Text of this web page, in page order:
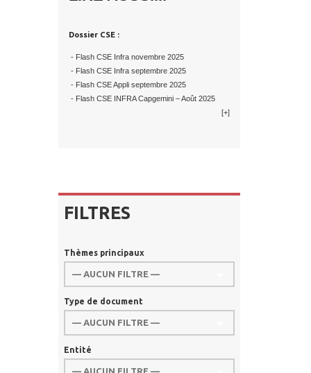
Dossier CSE :
- Flash CSE Infra novembre 2025
- Flash CSE Infra septembre 2025
- Flash CSE Appli septembre 2025
- Flash CSE INFRA Capgemini – Août 2025
[+]
FILTRES
Thèmes principaux
Type de document
Entité